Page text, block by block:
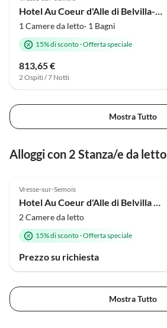
1 Camere da letto· 1 Bagni
15% di sconto·Offerta speciale
813,65 €
2 Ospiti / 7 Notti
Mostra Tutto
Alloggi con 2 Stanza/e da letto
Vresse-sur-Semois
Hotel Au Coeur d'Alle di Belvilla - Camera tripla
2 Camere da letto
15% di sconto·Offerta speciale
Prezzo su richiesta
Mostra Tutto